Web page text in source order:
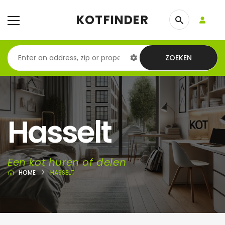
KOTFINDER
ZOEKEN
Hasselt
Een kot huren of delen
HOME HASSELT